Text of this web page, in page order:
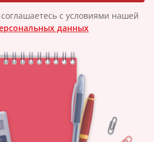
с условиями нашей
данных